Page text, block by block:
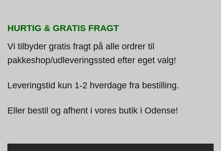
HURTIG & GRATIS FRAGT
Vi tilbyder gratis fragt på alle ordrer til
pakkeshop/udleveringssted efter eget valg!
Leveringstid kun 1-2 hverdage fra bestilling.
Eller bestil og afhent i vores butik i Odense!